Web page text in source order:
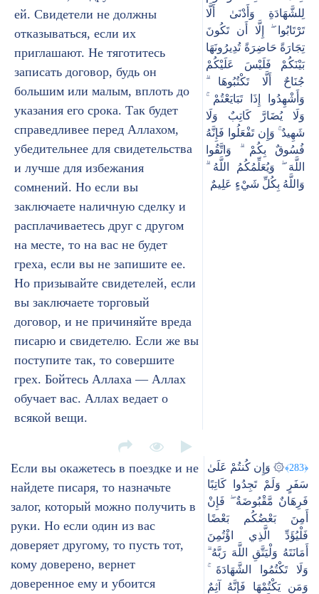
ей. Свидетели не должны
отказываться, если их
приглашают. Не тяготитесь
записать договор, будь он
большим или малым, вплоть до
указания его срока. Так будет
справедливее перед Аллахом,
убедительнее для свидетельства
и лучше для избежания
сомнений. Но если вы
заключаете наличную сделку и
расплачиваетесь друг с другом
на месте, то на вас не будет
греха, если вы не запишите ее.
Но призывайте свидетелей, если
вы заключаете торговый
договор, и не причиняйте вреда
писарю и свидетелю. Если же вы
поступите так, то совершите
грех. Бойтесь Аллаха — Аллах
обучает вас. Аллах ведает о
всякой вещи.
لِلشَّهَادَةِ وَأَدْنَىٰ أَلَّا
تَرْتَابُوا ۖ إِلَّا أَن تَكُونَ
تِجَارَةً حَاضِرَةً تُدِيرُونَهَا
بَيْنَكُمْ فَلَيْسَ عَلَيْكُمْ
جُنَاحٌ أَلَّا تَكْتُبُوهَا ۗ
وَأَشْهِدُوا إِذَا تَبَايَعْتُمْ ۚ
وَلَا يُضَارَّ كَاتِبٌ وَلَا
شَهِيدٌ ۚ وَإِن تَفْعَلُوا فَإِنَّهُ
فُسُوقٌ بِكُمْ ۗ وَاتَّقُوا
اللَّهَ ۖ وَيُعَلِّمُكُمُ اللَّهُ ۗ
وَاللَّهُ بِكُلِّ شَيْءٍ عَلِيمٌ
Если вы окажетесь в поездке и не
найдете писаря, то назначьте
залог, который можно получить в
руки. Но если один из вас
доверяет другому, то пусть тот,
кому доверено, вернет
доверенное ему и убоится
﴿283﴾
۞ وَإِن كُنتُمْ عَلَىٰ
سَفَرٍ وَلَمْ تَجِدُوا كَاتِبًا
فَرِهَانٌ مَّقْبُوضَةٌ ۖ فَإِنْ
أَمِنَ بَعْضُكُم بَعْضًا
فَلْيُؤَدِّ الَّذِي اؤْتُمِنَ
أَمَانَتَهُ وَلْيَتَّقِ اللَّهَ رَبَّهُ ۗ
وَلَا تَكْتُمُوا الشَّهَادَةَ ۚ
وَمَن يَكْتُمْهَا فَإِنَّهُ آثِمٌ